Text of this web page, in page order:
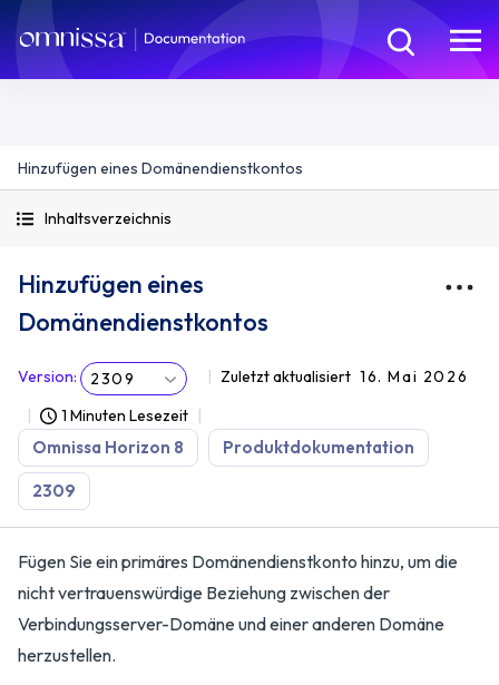
Hinzufügen eines Domänendienstkontos
Inhaltsverzeichnis
Hinzufügen eines
Domänendienstkontos
Version: 2309 Zuletzt aktualisiert 16. Mai 2026
1 Minuten Lesezeit
Omnissa Horizon 8 Produktdokumentation
2309
Fügen Sie ein primäres Domänendienstkonto hinzu, um die
nicht vertrauenswürdige Beziehung zwischen der
Verbindungsserver-Domäne und einer anderen Domäne
herzustellen.